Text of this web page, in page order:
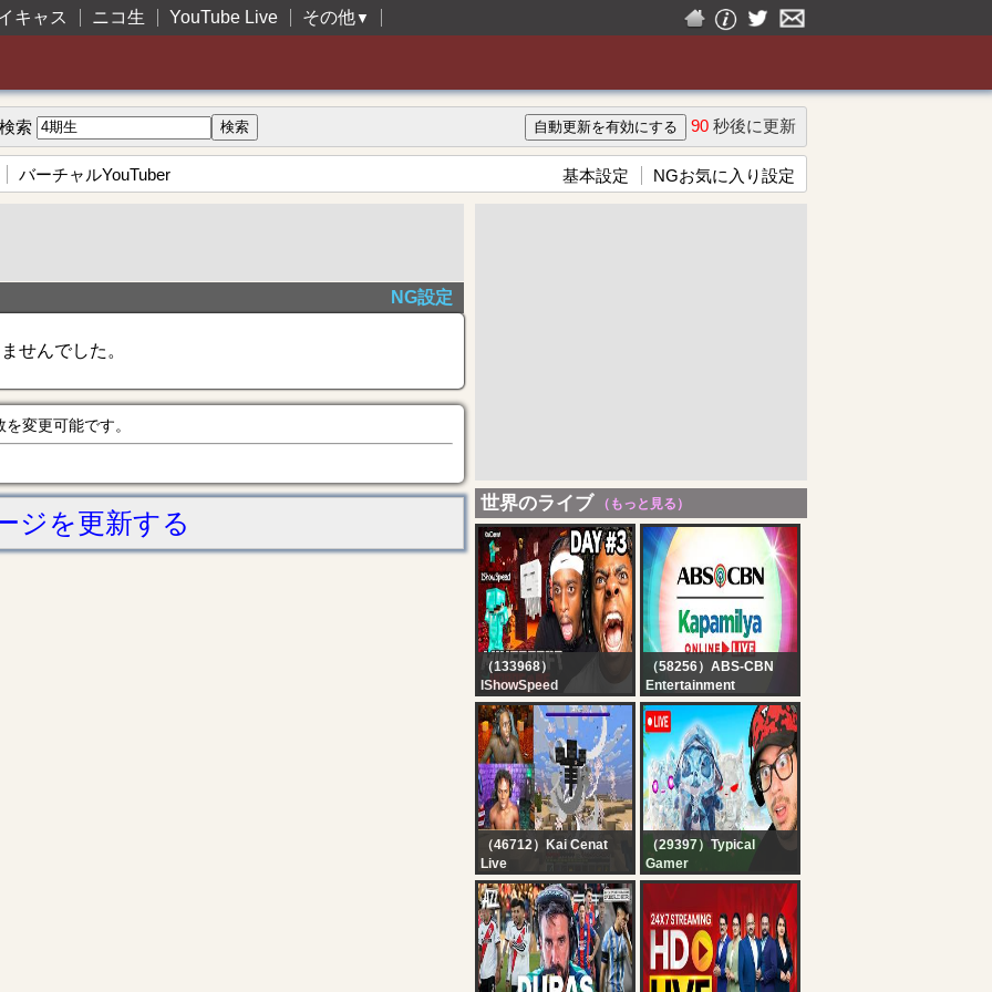
キャス ニコ生 YouTube Live その他▼
検索 90 秒後に更新
バーチャルYouTuber 基本設定 NGお気に入り設定
NG設定
せんでした。
変更可能です。
ジを更新する
世界のライブ （もっと見る）
（133968）
IShowSpeed
MINECRAFT
HARDCORE ALL
BOSSES DAY 3 ???‍♂️ft.
KaiCenat (Part 2)
（58256）ABS-CBN
Entertainment
Kapamilya Online Live |
August 10, 2026
（46712）Kai Cenat
Live
KAI X SPEED
MINECRAFT
MARATHON BEATING
ALL BOSSES
*HARDCORE* DAY 3
PART 2
（29397）Typical
Gamer
? LIVE! - LAST
QUALIFIERS in
FORTNITE! (Round 3,
Top 25)